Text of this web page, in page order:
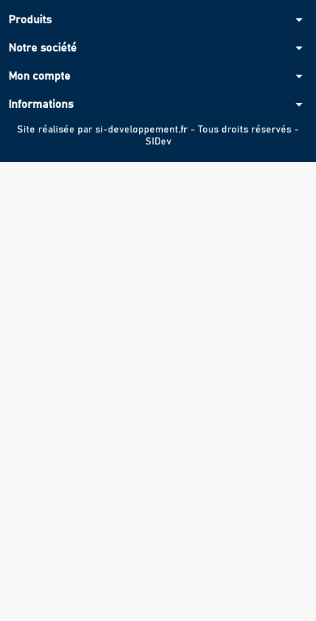
Produits arrow_drop_down
Notre société arrow_drop_down
Mon compte arrow_drop_down
Informations arrow_drop_down
Site réalisée par si-developpement.fr - Tous droits réservés -
SIDev